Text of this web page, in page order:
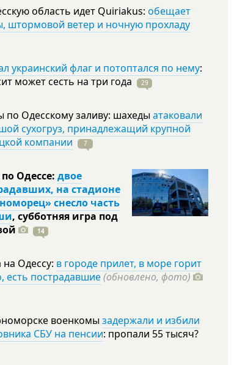
область идет Quiriakus: обещает
штормовой ветер и ночную прохладу
украинский флаг и потоптался по нему:
может сесть на три года 29
по Одесскому заливу: шахеды атаковали
сухогруз, принадлежащий крупной
компании
7
Одессе: двое
на стадионе
снесло часть
, субботняя игра под
14
на Одессу: в городе прилет, в море горит
есть пострадавшие(обновлено, фото)
военкомы задержали и избили
СБУ на пенсии: пропали 55тысяч?